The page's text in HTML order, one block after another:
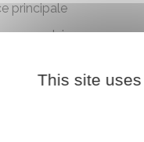
principale
secondaire
vacant.
suivantes :
This site